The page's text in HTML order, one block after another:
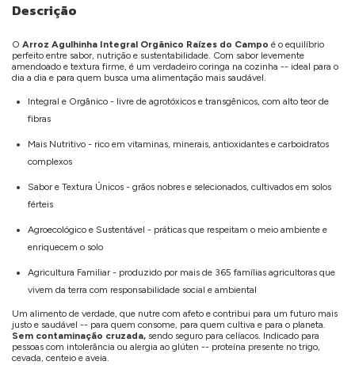
Descrição
O Arroz Agulhinha Integral Orgânico Raízes do Campo é o equilíbrio
perfeito entre sabor, nutrição e sustentabilidade. Com sabor levemente
amendoado e textura firme, é um verdadeiro coringa na cozinha -- ideal para o
dia a dia e para quem busca uma alimentação mais saudável.
Integral e Orgânico - livre de agrotóxicos e transgênicos, com alto teor de
fibras
Mais Nutritivo - rico em vitaminas, minerais, antioxidantes e carboidratos
complexos
Sabor e Textura Únicos - grãos nobres e selecionados, cultivados em solos
férteis
Agroecológico e Sustentável - práticas que respeitam o meio ambiente e
enriquecem o solo
Agricultura Familiar - produzido por mais de 365 famílias agricultoras que
vivem da terra com responsabilidade social e ambiental
Um alimento de verdade, que nutre com afeto e contribui para um futuro mais
justo e saudável -- para quem consome, para quem cultiva e para o planeta.
Sem contaminação cruzada, sendo seguro para celíacos. Indicado para
pessoas com intolerância ou alergia ao glúten -- proteína presente no trigo,
cevada, centeio e aveia.